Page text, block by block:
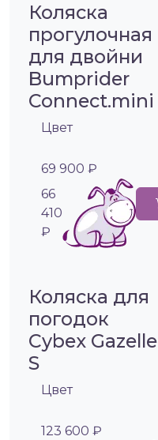
Коляска
прогулочная
для двойни
Bumprider
Connect.mini
Цвет
69 900 ₽
66
410
₽
Коляска для
погодок
Cybex Gazelle
S
Цвет
123 600 ₽